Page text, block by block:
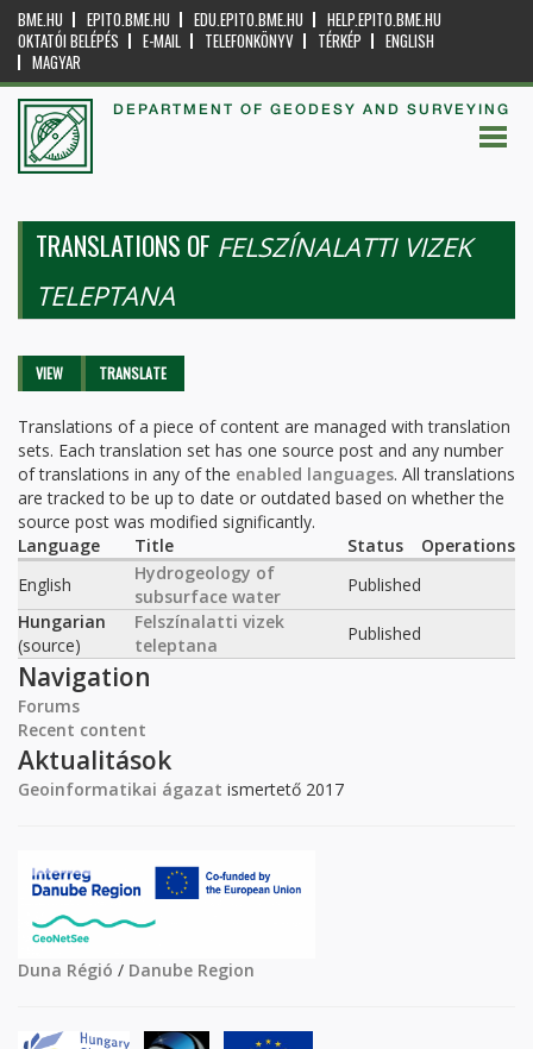
BME.HU EPITO.BME.HU EDU.EPITO.BME.HU
HELP.EPITO.BME.HU
OKTATÓI BELÉPÉS
E-MAIL TELEFONKÖNYV TÉRKÉP
ENGLISH
MAGYAR
DEPARTMENT OF GEODESY AND SURVEYING
TRANSLATIONS OF FELSZÍNALATTI VIZEK
TELEPTANA
Primary tabs
VIEW TRANSLATE
Translations of a piece of content are managed with translation
sets. Each translation set has one source post and any number
of translations in any of the enabled languages. All translations
are tracked to be up to date or outdated based on whether the
source post was modified significantly.
Language
Title Status
Operations
English
Hydrogeology of
subsurface water
Published
Hungarian
(source)
Felszínalatti vizek
teleptana
Published
Navigation
Forums
Recent content
Aktualitások
Geoinformatikai ágazat ismertető 2017
Duna Régió / Danube Region